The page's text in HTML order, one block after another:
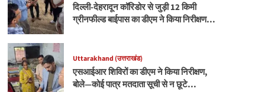
दिल्ली-देहरादून कॉरिडोर से जुड़ी 12 किमी
ग्रीनफील्ड बाईपास का डीएम ने किया निरीक्षण…
Uttarakhand (उत्तराखंड)
एसआईआर शिविरों का डीएम ने किया निरीक्षण,
बोले—कोई पात्र मतदाता सूची से न छूटे…